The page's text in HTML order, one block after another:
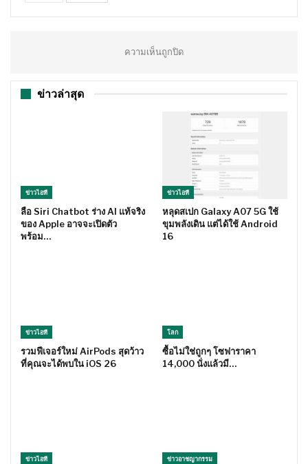
ความเห็นถูกปิด
ข่าวล่าสุด
ข่าวไอที
ลือ Siri Chatbot ร่าง AI แท้จริง
ของ Apple อาจจะเปิดตัว
พร้อม…
ข่าวไอที
หลุดสเปก Galaxy A07 5G ใช้
ขุมพลังเดิน แต่ได้ใช้ Android
16
ข่าวไอที
รวมฟีเจอร์ใหม่ AirPods สุดว้าว
ที่คุณจะได้พบใน iOS 26
โลก
ซื้อไม่ใช่ถูกๆ โซฟาราคา
14,000 นั่งแล้วมี…
ข่าวไอที ข่าวอาชญากรรม